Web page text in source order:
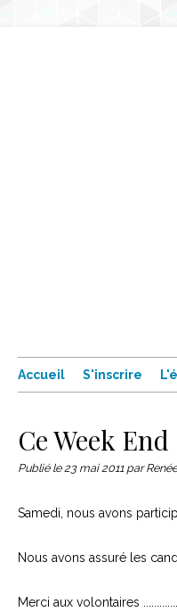
Accueil S'inscrire
Ce Week End
Publié le23 mai 2011 par Renée
Samedi, nous avons
Nous avons assuré les
Merci aux volontaires